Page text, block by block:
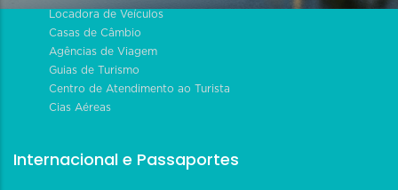
Locadora de Veículos
Casas de Câmbio
Agências de Viagem
Guias de Turismo
Centro de Atendimento ao Turista
Cias Aéreas
Internacional e Passaportes